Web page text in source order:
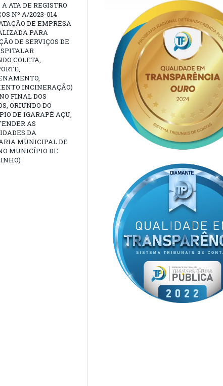
ATA DE REGISTRO
Nº A/2023-014
DE EMPRESA
PARA
DE SERVIÇOS DE
COLETA,
INCINERAÇÃO)
FINAL DOS
ORIUNDO DO
DE IGARAPÉ AÇU,
AS
DA
MUNICIPAL DE
MUNICÍPIO DE